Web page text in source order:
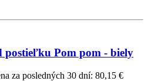
postieľku Pom pom - biely
za posledných 30 dní: 80,15 €